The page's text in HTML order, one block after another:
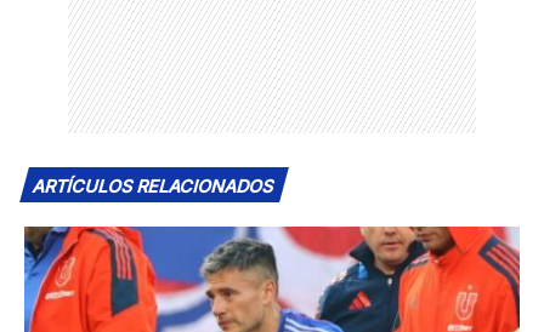
ARTÍCULOS RELACIONADOS